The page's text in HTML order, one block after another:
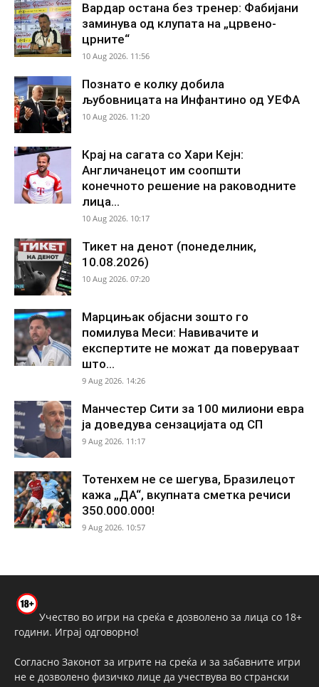
Вардар остана без тренер: Фабијани
заминува од клупата на „црвено-
црните“
10 Aug 2026. 11:56
Познато е колку добила
љубовницата на Инфантино од УЕФА
10 Aug 2026. 11:20
Крај на сагата со Хари Кејн:
Англичанецот им соопшти
конечното решение на раководните
лица...
10 Aug 2026. 10:17
Тикет на денот (понеделник,
10.08.2026)
10 Aug 2026. 07:20
Марцињак објасни зошто го
помилува Меси: Навивачите и
експертите не можат да поверуваат
што...
9 Aug 2026. 14:26
Манчестер Сити за 100 милиони евра
ја доведува сензацијата од СП
9 Aug 2026. 11:17
Тотенхем не се шегува, Бразилецот
кажа „ДА“, вкупната сметка речиси
350.000.000!
9 Aug 2026. 10:57
Учество во игри на среќа е дозволено за лица со 18+
години. Играј одговорно!
Согласно Законот за игрите на среќа и за забавните игри
не е дозволено физичко лице да учествува во странски